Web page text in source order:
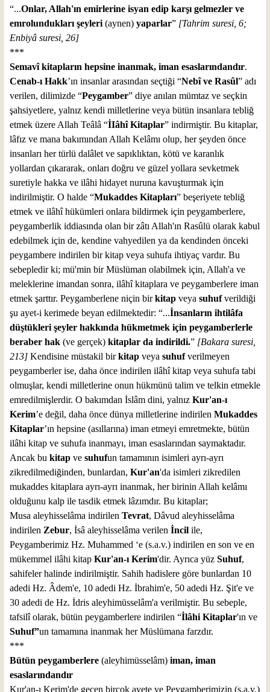
“...Onlar, Allah'ın emirlerine isyan edip karşı gelmezler ve
emrolundukları şeyleri (aynen) yaparlar” [Tahrim suresi, 6;
Enbiyâ suresi, 26]
***
Semavî kitapların hepsine inanmak, iman esaslarındandır.
Cenab-ı Hakk’ın insanlar arasından seçtiği “Nebî ve Rasûl” adı
verilen, dilimizde “Peygamber” diye anılan mümtaz ve seçkin
şahsiyetlere, yalnız kendi milletlerine veya bütün insanlara tebliğ
etmek üzere Allah Teâlâ “İIâhî Kitaplar” indirmiştir. Bu kitaplar,
lâfız ve mana bakımından Allah Kelâmı olup, her şeyden önce
insanları her türlü dalâlet ve sapıklıktan, kötü ve karanlık
yollardan çıkararak, onları doğru ve güzel yollara sevketmek
suretiyle hakka ve ilâhi hidayet nuruna kavuşturmak için
indirilmiştir. O halde “Mukaddes Kitapları” beşeriyete tebliğ
etmek ve ilâhî hükümleri onlara bildirmek için peygamberlere,
peygamberlik iddiasında olan bir zâtı Allah'ın Rasûlü olarak kabul
edebilmek için de, kendine vahyedilen ya da kendinden önceki
peygambere indirilen bir kitap veya suhufa ihtiyaç vardır. Bu
sebepledir ki; mü'min bir Müslüman olabilmek için, Allah'a ve
meleklerine imandan sonra, ilâhî kitaplara ve peygamberlere iman
etmek şarttır. Peygamberlene niçin birkitap veya suhufverildiği
şu ayet-i kerimede beyan edilmektedir: “...İnsanların ihtilâfa
düştükleri şeyler hakkında hükmetmek için peygamberlerle
beraber hak (ve gerçek) kitaplar da indirildi.” [Bakara suresi,
213] Kendisine müstakil birkitap veya suhufverilmeyen
peygamberler ise, daha önce indirilen ilâhî kitap veya suhufa tabi
olmuşlar, kendi milletlerine onun hükmünü talim ve telkin etmekle
emredilmişlerdir. O bakımdan İslâm dini, yalnız Kur'an-ı
Kerim’e değil, daha önce dünya milletlerine indirilen Mukaddes
Kitaplar’ın hepsine (asıllarına) iman etmeyi emretmekte, bütün
ilâhi kitap ve suhufa inanmayı, iman esaslarından saymaktadır.
Ancak bu kitap ve suhufun tamamının isimleri ayrı-ayrı
zikredilmediğinden, bunlardan, Kur'an'da isimleri zikredilen
mukaddes kitaplara ayrı-ayrı inanmak, her birinin Allah kelâmı
olduğunu kalp ile tasdik etmek lâzımdır. Bu kitaplar;
Musa aleyhisselâma indirilen Tevrat, Dâvud aleyhisselâma
indirilen Zebur, İsâ aleyhisselâma verilen İncil ile,
Peygamberimiz Hz. Muhammed ‘e (s.a.v.) indirilen en son ve en
mükemmel ilâhi kitap Kur'an-ı Kerim'dir. Ayrıca yüz Suhuf,
sahifeler halinde indirilmiştir. Sahih hadislere göre bunlardan 10
adedi Hz. Âdem'e, 10 adedi Hz. İbrahim'e, 50 adedi Hz. Şit'e ve
30 adedi de Hz. İdris aleyhimüsselâm'a verilmiştir. Bu sebeple,
tafsilî olarak, bütün peygamberlere indirilen “İlâhi Kitaplar'ın ve
Suhuf”un tamamına inanmak her Müslümana farzdır.
***
Bütün peygamberlere (aleyhimüsselâm) iman, iman
esaslarındandır
Kur'an-ı Kerim'de geçen birçok ayete ve Peygamberimizin (s.a.v.)